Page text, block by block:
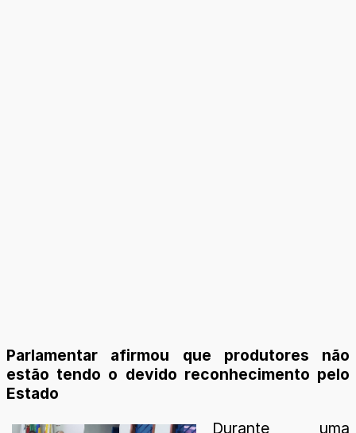
Parlamentar afirmou que produtores não
estão tendo o devido reconhecimento pelo
Estado
Durante uma